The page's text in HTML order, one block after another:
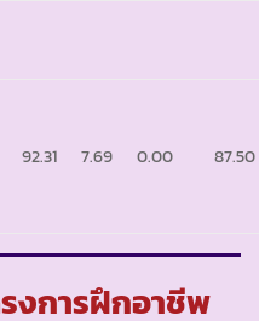
92.31 7.69 0.00 87.50
รงการฝึกอาชีพ